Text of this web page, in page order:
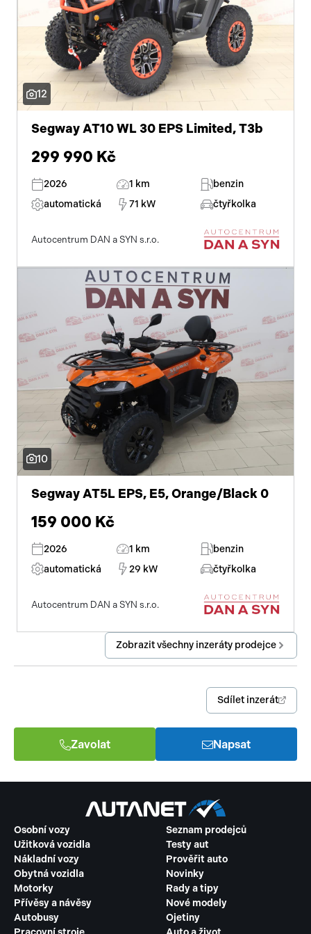
12
Segway AT10 WL 30 EPS Limited, T3b
299 990 Kč
2026 1 km
benzin
automatická
71 kW čtyřkolka
Autocentrum DAN a SYN s.r.o.
10
Segway AT5L EPS, E5, Orange/Black 0
159 000 Kč
2026 1 km
benzin
automatická
29 kW čtyřkolka
Autocentrum DAN a SYN s.r.o.
Zobrazit všechny inzeráty prodejce
Sdílet inzerát
Zavolat Napsat
Osobní vozy
Užitková vozidla
Nákladní vozy
Obytná vozidla
Motorky
Přívěsy a návěsy
Autobusy
Seznam prodejců
Testy aut
Prověřit auto
Novinky
Rady a tipy
Nové modely
Ojetiny